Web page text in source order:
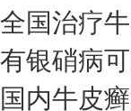
全国治疗
有银硝病
国内牛皮